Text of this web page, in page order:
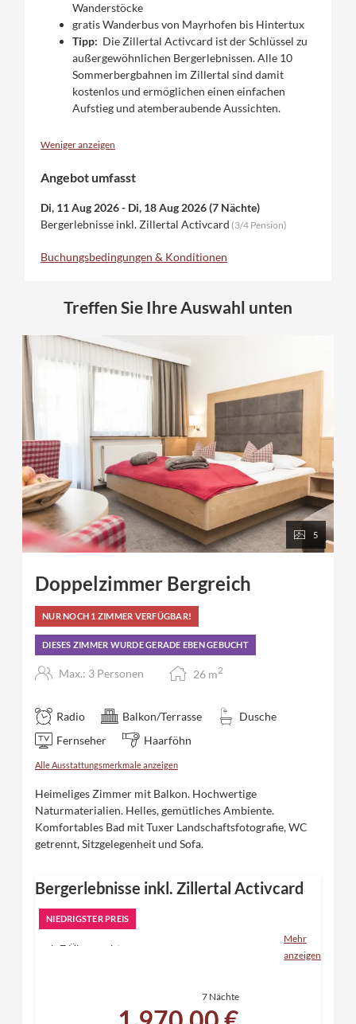
Wanderstöcke
gratis Wanderbus von Mayrhofen bis Hintertux
Tipp: Die Zillertal Activcard ist der Schlüssel zu
außergewöhnlichen Bergerlebnissen. Alle 10
Sommerbergbahnen im Zillertal sind damit
kostenlos und ermöglichen einen einfachen
Aufstieg und atemberaubende Aussichten.
Weniger anzeigen
Angebot umfasst
Di, 11 Aug 2026- Di, 18 Aug 2026(7 Nächte)
Bergerlebnisse inkl. Zillertal Activcard (3/4 Pension)
Buchungsbedingungen & Konditionen
Treffen Sie Ihre Auswahl unten
5
Doppelzimmer Bergreich
NUR NOCH 1 ZIMMER VERFÜGBAR!
DIESES ZIMMER WURDE GERADE EBEN GEBUCHT
Max.: 3 Personen 26 m2
Radio Balkon/Terrasse
Dusche
Fernseher
Haarföhn
Alle Ausstattungsmerkmale anzeigen
Heimeliges Zimmer mit Balkon. Hochwertige
Naturmaterialien. Helles, gemütliches Ambiente.
Komfortables Bad mit Tuxer Landschaftsfotografie, WC
getrennt, Sitzgelegenheit und Sofa.
Bergerlebnisse inkl. Zillertal Activcard
NIEDRIGSTER PREIS
ab 7 Übernachtungen
inklusive der Z-Activcard für 6 Tage für alle 10
Bergbahnen, Freischwimmbäder, öffentliche
Mehr
anzeigen
7 Nächte